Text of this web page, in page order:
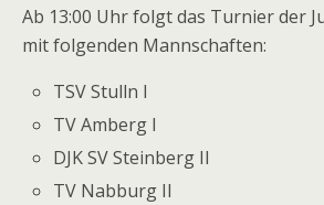
Ab 13:00 Uhr folgt das Turnier der
mit folgenden Mannschaften:
TSV Stulln I
TV Amberg I
DJK SV Steinberg II
TV Nabburg II